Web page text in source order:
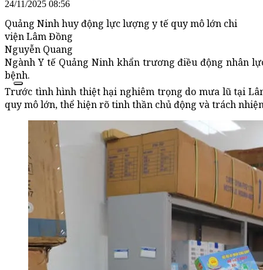
24/11/2025 08:56
Quảng Ninh huy động lực lượng y tế quy mô lớn chi
viện Lâm Đồng
Nguyễn Quang
Ngành Y tế Quảng Ninh khẩn trương điều động nhân
bệnh.
Trước tình hình thiệt hại nghiêm trọng do mưa lũ tại
quy mô lớn, thể hiện rõ tinh thần chủ động và trách